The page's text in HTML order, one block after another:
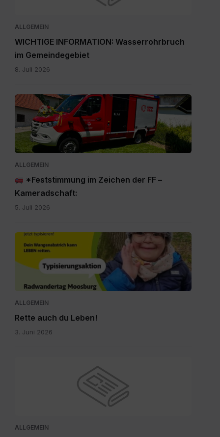
ALLGEMEIN
WICHTIGE INFORMATION: Wasserrohrbruch
im Gemeindegebiet
8. Juli 2026
IMG-
20260705-
WA0009.jpg
ALLGEMEIN
*Feststimmung im Zeichen der FF –
Kameradschaft:
5. Juli 2026
Rette
auch
du
ALLGEMEIN
Rette auch du Leben!
3. Juni 2026
ALLGEMEIN